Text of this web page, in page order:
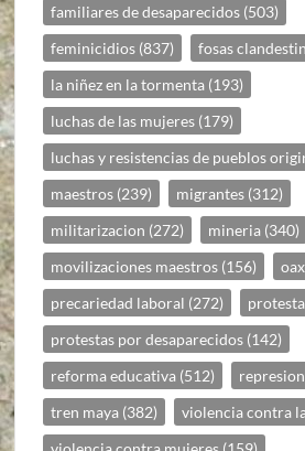
familiares de desaparecidos (503)
feminicidios (837) fosas
la niñez en la tormenta (193)
luchas de las mujeres (179)
luchas y resistencias de pueblos
maestros (239) migrantes (312)
militarizacion (272) mineria (340)
movilizaciones maestros (156)
precariedad laboral (272) protesta
protestas por desaparecidos (142)
reforma educativa (512) represion
tren maya (382) violencia contra